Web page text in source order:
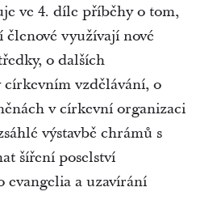
ve 4. díle příběhy o tom,
využívají nové
o dalších
vzdělávání, o
v církevní organizaci
výstavbě chrámů s
šíření poselství
evangelia a uzavírání